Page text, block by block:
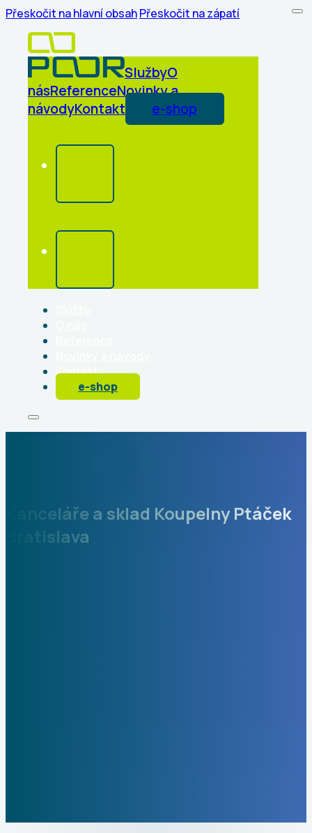
Přeskočit na hlavní obsahPřeskočit na zápatí
SlužbyO
násReferenceNovinky a
návodyKontakt e-shop
Kontakt
e-shop
Kanceláře a sklad Koupelny Ptáček
Bratislava